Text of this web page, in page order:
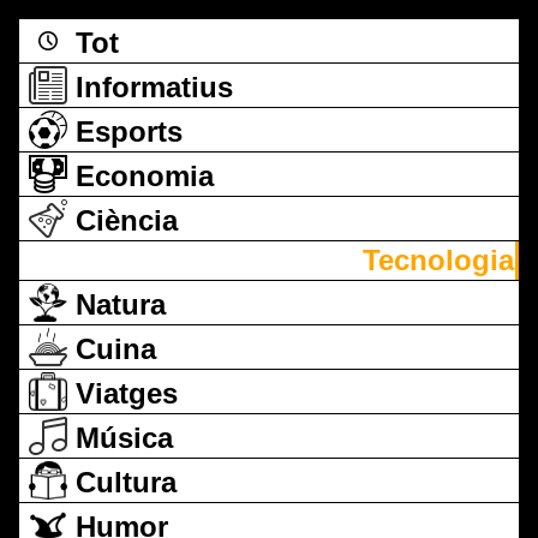
Tot
Informatius
Esports
Economia
Ciència
Tecnologia
Natura
Cuina
Viatges
Música
Cultura
Humor